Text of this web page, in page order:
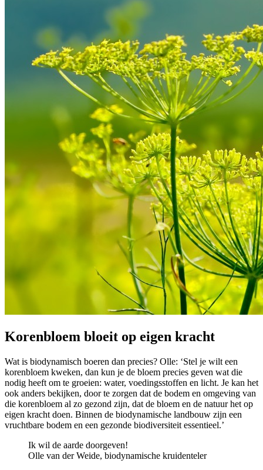
Korenbloem bloeit op eigen kracht
Wat is biodynamisch boeren dan precies? Olle: ‘Stel je wilt een
korenbloem kweken, dan kun je de bloem precies geven wat die
nodig heeft om te groeien: water, voedingsstoffen en licht. Je kan het
ook anders bekijken, door te zorgen dat de bodem en omgeving van
die korenbloem al zo gezond zijn, dat de bloem en de natuur het op
eigen kracht doen. Binnen de biodynamische landbouw zijn een
vruchtbare bodem en een gezonde biodiversiteit essentieel.’
Ik wil de aarde doorgeven!
Olle van der Weide, biodynamische kruidenteler